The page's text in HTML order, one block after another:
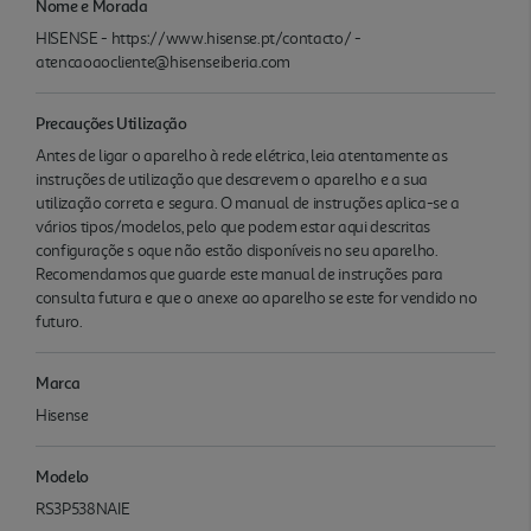
Nome e Morada
HISENSE - https://www.hisense.pt/contacto/ -
atencaoaocliente@hisenseiberia.com
Precauções Utilização
Antes de ligar o aparelho à rede elétrica, leia atentamente as
instruções de utilização que descrevem o aparelho e a sua
utilização correta e segura. O manual de instruções aplica-se a
vários tipos/modelos, pelo que podem estar aqui descritas
configuraçõe s oque não estão disponíveis no seu aparelho.
Recomendamos que guarde este manual de instruções para
consulta futura e que o anexe ao aparelho se este for vendido no
futuro.
Marca
Hisense
Modelo
RS3P538NAIE